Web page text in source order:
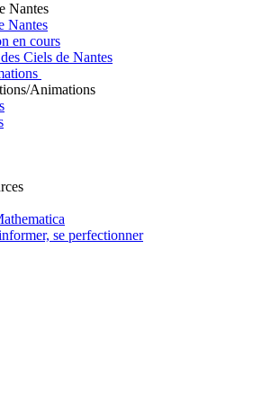
Nantes
Nantes
en cours
Ciels de Nantes
Animations
se perfectionner